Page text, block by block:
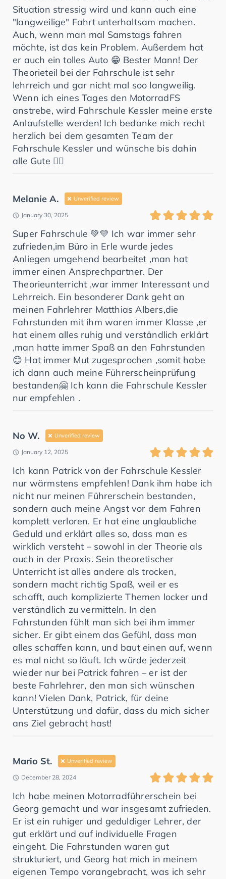
Situation stressig wird und kann auch eine
"langweilige" Fahrt unterhaltsam machen.
Auch, wenn man mal Samstags fahren
möchte, ist das kein Problem. Außerdem hat
er auch ein tolles Auto 😁 Bester Mann! Der
Theorieteil bei der Fahrschule ist sehr
lehrreich und gar nicht mal soo langweilig.
Wenn ich eines Tages den MotorradFS
anstrebe, wird Fahrschule Kessler meine erste
Anlaufstelle werden! Ich bedanke mich recht
herzlich bei dem gesamten Team der
Fahrschule Kessler und wünsche bis dahin
alle Gute ✌🏻
Melanie A. Unverified review
January 30, 2025
Super Fahrschule 💚💛 Ich war immer sehr
zufrieden,im Büro in Erle wurde jedes
Anliegen umgehend bearbeitet ,man hat
immer einen Ansprechpartner. Der
Theorieunterricht ,war immer Interessant und
Lehrreich. Ein besonderer Dank geht an
meinen Fahrlehrer Matthias Albers,die
Fahrstunden mit ihm waren immer Klasse ,er
hat einem alles ruhig und verständlich erklärt
,man hatte immer Spaß an den Fahrstunden
😊 Hat immer Mut zugesprochen ,somit habe
ich dann auch meine Führerscheinprüfung
bestanden🤗 Ich kann die Fahrschule Kessler
nur empfehlen .
No W. Unverified review
January 12, 2025
Ich kann Patrick von der Fahrschule Kessler
nur wärmstens empfehlen! Dank ihm habe ich
nicht nur meinen Führerschein bestanden,
sondern auch meine Angst vor dem Fahren
komplett verloren. Er hat eine unglaubliche
Geduld und erklärt alles so, dass man es
wirklich versteht – sowohl in der Theorie als
auch in der Praxis. Sein theoretischer
Unterricht ist alles andere als trocken,
sondern macht richtig Spaß, weil er es
schafft, auch komplizierte Themen locker und
verständlich zu vermitteln. In den
Fahrstunden fühlt man sich bei ihm immer
sicher. Er gibt einem das Gefühl, dass man
alles schaffen kann, und baut einen auf, wenn
es mal nicht so läuft. Ich würde jederzeit
wieder nur bei Patrick fahren – er ist der
beste Fahrlehrer, den man sich wünschen
kann! Vielen Dank, Patrick, für deine
Unterstützung und dafür, dass du mich sicher
ans Ziel gebracht hast!
Mario St. Unverified review
December 28, 2024
Ich habe meinen Motorradführerschein bei
Georg gemacht und war insgesamt zufrieden.
Er ist ein ruhiger und geduldiger Lehrer, der
gut erklärt und auf individuelle Fragen
eingeht. Die Fahrstunden waren gut
strukturiert, und Georg hat mich in meinem
eigenen Tempo vorangebracht, was ich sehr